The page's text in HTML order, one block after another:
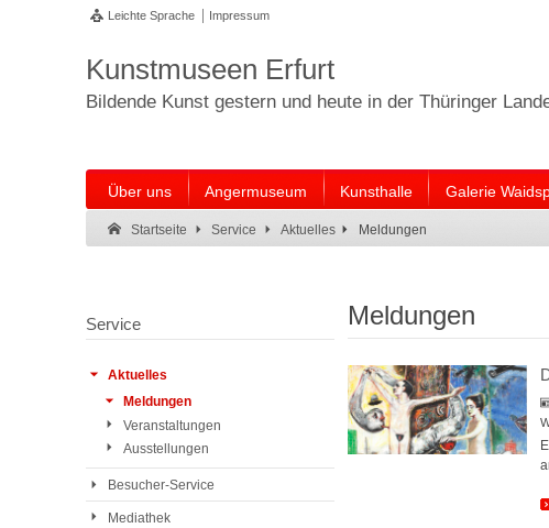
Leichte Sprache Impressum
Kunstmuseen Erfurt
Bildende Kunst gestern und heute in der Thüringer
Über uns Angermuseum Kunsthalle Galerie
Startseite Service Aktuelles Meldungen
Suche:
Suche Ende.
Meldungen
Service
Aktuelles
Meldungen
Veranstaltungen
Ausstellungen
Besucher-Service
Mediathek